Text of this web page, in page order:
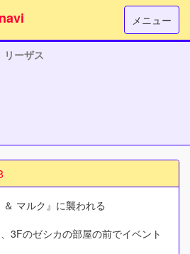
メニュー
リーザス
マルク』に襲われる
3Fのゼシカの部屋の前でイベント